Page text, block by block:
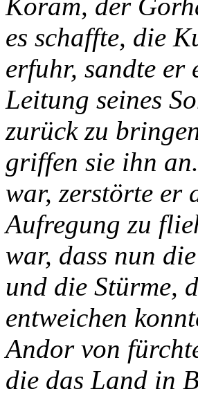
Koram, der
es schaffte, die
erfuhr, sandte
Leitung seines
zurück zu
griffen sie ihn
war, zerstörte er
Aufregung zu
war, dass nun
und die Stürme,
entweichen
Andor von
die das Land in